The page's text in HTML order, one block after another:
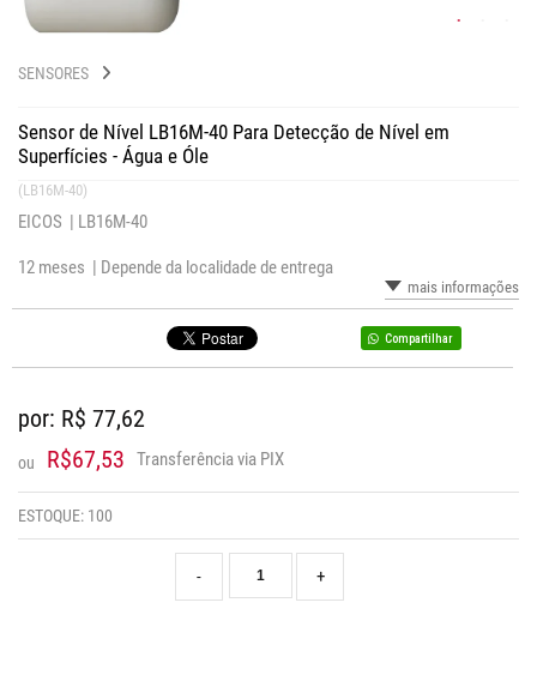
SENSORES
Sensor de Nível LB16M-40 Para Detecção de Nível em
Superfícies - Água e Óle
(LB16M-40)
EICOS | LB16M-40
12 meses | Depende da localidade de entrega
mais informações
Compartilhar
por: R$ 77,62
ou R$67,53 Transferência via PIX
ESTOQUE: 100
+
-